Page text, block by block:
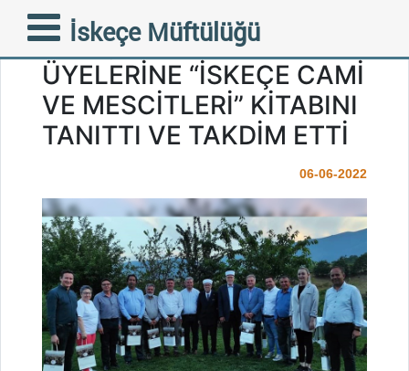
İskeçe Müftülüğü
FAZİLETLİ MÜFTÜMÜZ
DANIŞMA KURULU
ÜYELERİNE “İSKEÇE CAMİ
VE MESCİTLERİ” KİTABINI
TANITTI VE TAKDİM ETTİ
06-06-2022